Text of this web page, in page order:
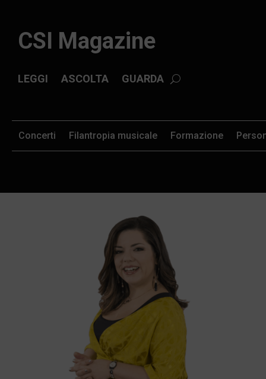
CSI Magazine
ASCOLTA GUARDA
LEGGI
Formazione
Concerti Filantropia musicale